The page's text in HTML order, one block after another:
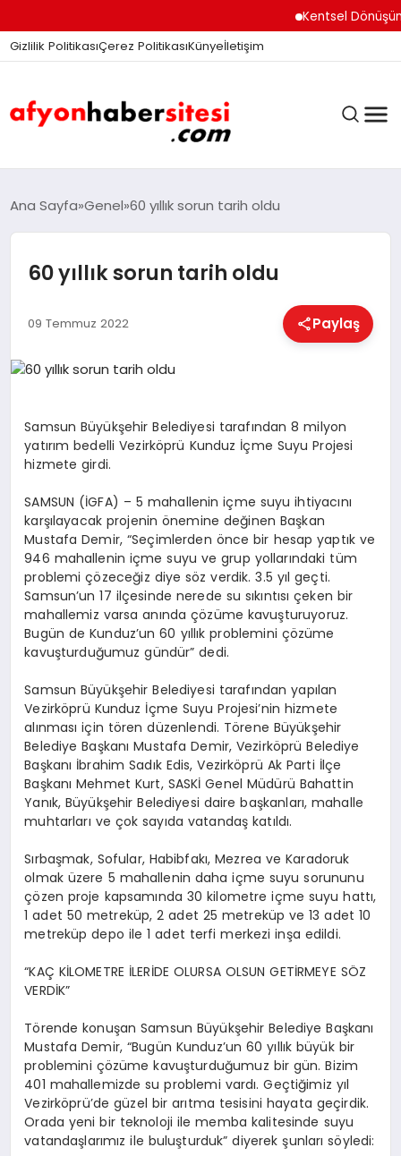
Kentsel Dönüşüm
Gizlilik PolitikasıÇerez PolitikasıKünyeİletişim
ANASAYFA
GÜNDEM
EKONOMI
HABERLER
MAGAZIN
SPOR
TEKNOLOJI
Ana Sayfa Genel 60 yıllık sorun tarih oldu
60 yıllık sorun tarih oldu
09 Temmuz 2022 Paylaş
Samsun Büyükşehir Belediyesi tarafından 8 milyon
yatırım bedelli Vezirköprü Kunduz İçme Suyu Projesi
hizmete girdi.
SAMSUN (İGFA) – 5 mahallenin içme suyu ihtiyacını
karşılayacak projenin önemine değinen Başkan
Mustafa Demir, “Seçimlerden önce bir hesap yaptık ve
946 mahallenin içme suyu ve grup yollarındaki tüm
problemi çözeceğiz diye söz verdik. 3.5 yıl geçti.
Samsun’un 17 ilçesinde nerede su sıkıntısı çeken bir
mahallemiz varsa anında çözüme kavuşturuyoruz.
Bugün de Kunduz’un 60 yıllık problemini çözüme
kavuşturduğumuz gündür” dedi.
Samsun Büyükşehir Belediyesi tarafından yapılan
Vezirköprü Kunduz İçme Suyu Projesi’nin hizmete
alınması için tören düzenlendi. Törene Büyükşehir
Belediye Başkanı Mustafa Demir, Vezirköprü Belediye
Başkanı İbrahim Sadık Edis, Vezirköprü Ak Parti İlçe
Başkanı Mehmet Kurt, SASKİ Genel Müdürü Bahattin
Yanık, Büyükşehir Belediyesi daire başkanları, mahalle
muhtarları ve çok sayıda vatandaş katıldı.
Sırbaşmak, Sofular, Habibfakı, Mezrea ve Karadoruk
olmak üzere 5 mahallenin daha içme suyu sorununu
çözen proje kapsamında 30 kilometre içme suyu hattı,
1 adet 50 metreküp, 2 adet 25 metreküp ve 13 adet 10
metreküp depo ile 1 adet terfi merkezi inşa edildi.
“KAÇ KİLOMETRE İLERİDE OLURSA OLSUN GETİRMEYE SÖZ
VERDİK”
Törende konuşan Samsun Büyükşehir Belediye Başkanı
Mustafa Demir, “Bugün Kunduz’un 60 yıllık büyük bir
problemini çözüme kavuşturduğumuz bir gün. Bizim
401 mahallemizde su problemi vardı. Geçtiğimiz yıl
Vezirköprü’de güzel bir arıtma tesisini hayata geçirdik.
Orada yeni bir teknoloji ile memba kalitesinde suyu
vatandaşlarımız ile buluşturduk” diyerek şunları söyledi: